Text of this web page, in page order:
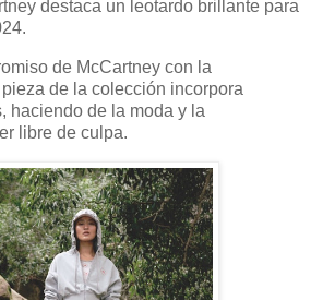
destaca un leotardo brillante para
de McCartney con la
de la colección incorpora
haciendo de la moda y la
libre de culpa.